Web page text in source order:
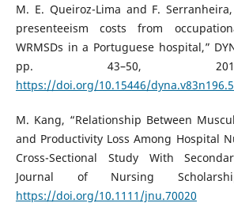
M. E. Queiroz-Lima and F.
presenteeism costs from
WRMSDs in a Portuguese hospital,”
pp. 43–50,
https://doi.org/10.15446/
M. Kang, “Relationship Between
and Productivity Loss Among Hospital
Cross-Sectional Study With
Journal of Nursing
https://doi.org/10.1111/jnu.70020